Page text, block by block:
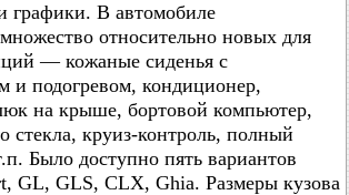
графики. В автомобиле
относительно новых для
— кожаные сиденья с
и подогревом, кондиционер,
на крыше, бортовой компьютер,
стекла, круиз-контроль, полный
Было доступно пять вариантов
GL, GLS, CLX, Ghia. Размеры кузова